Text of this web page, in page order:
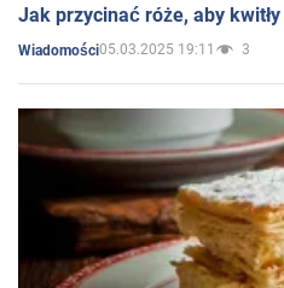
Jak przycinać róże, aby
Wiadomości05.03.2025 19:11 3